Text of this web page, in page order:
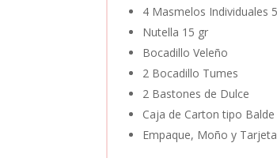
4 Masmelos Individuales
Nutella 15 gr
Bocadillo Veleño
2 Bocadillo Tumes
2 Bastones de Dulce
Caja de Carton tipo
Empaque, Moño y